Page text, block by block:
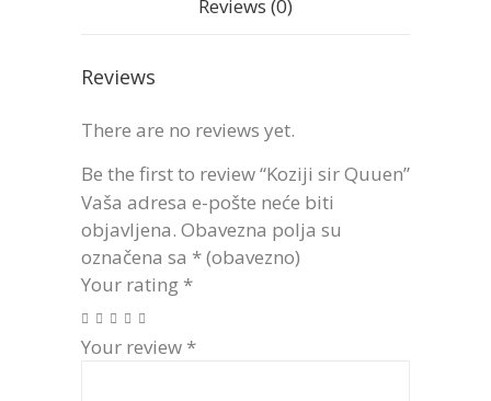
Reviews (0)
Reviews
There are no reviews yet.
Be the first to review “Koziji sir Quuen”
Vaša adresa e-pošte neće biti
objavljena. Obavezna polja su
označena sa * (obavezno)
Your rating *
Your review *